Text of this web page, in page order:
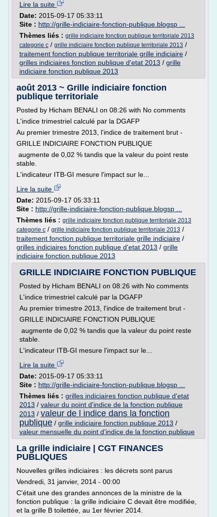
Lire la suite
Date: 2015-09-17 05:33:11
Site : http://grille-indiciaire-fonction-publique.blogsp ...
Thèmes liés : grille indiciaire fonction publique territoriale 2013
categorie c / grille indiciaire fonction publique territoriale 2013 /
traitement fonction publique territoriale grille indiciaire /
grilles indiciaires fonction publique d'etat 2013 / grille
indiciaire fonction publique 2013
août 2013 ~ Grille indiciaire fonction
publique territoriale
Posted by Hicham BENALI on 08:26 with No comments
L'indice trimestriel calculé par la DGAFP
Au premier trimestre 2013, l'indice de traitement brut -
GRILLE INDICIAIRE FONCTION PUBLIQUE
augmente de 0,02 % tandis que la valeur du point reste
stable.
L'indicateur ITB-GI mesure l'impact sur le...
Lire la suite
Date: 2015-09-17 05:33:11
Site : http://grille-indiciaire-fonction-publique.blogsp ...
Thèmes liés : grille indiciaire fonction publique territoriale 2013
categorie c / grille indiciaire fonction publique territoriale 2013 /
traitement fonction publique territoriale grille indiciaire /
grilles indiciaires fonction publique d'etat 2013 / grille
indiciaire fonction publique 2013
GRILLE INDICIAIRE FONCTION PUBLIQUE
Posted by Hicham BENALI on 08:26 with No comments
L'indice trimestriel calculé par la DGAFP
Au premier trimestre 2013, l'indice de traitement brut -
GRILLE INDICIAIRE FONCTION PUBLIQUE
augmente de 0,02 % tandis que la valeur du point reste
stable.
L'indicateur ITB-GI mesure l'impact sur le...
Lire la suite
Date: 2015-09-17 05:33:11
Site : http://grille-indiciaire-fonction-publique.blogsp ...
Thèmes liés : grilles indiciaires fonction publique d'etat
2013 / valeur du point d'indice de la fonction publique
2013 / valeur de l indice dans la fonction
publique / grille indiciaire fonction publique 2013 /
valeur mensuelle du point d'indice de la fonction publique
La grille indiciaire | CGT FINANCES
PUBLIQUES
Nouvelles grilles indiciaires : les décrets sont parus
Vendredi, 31 janvier, 2014 - 00:00
C'était une des grandes annonces de la ministre de la
fonction publique : la grille indiciaire C devait être modifiée,
et la grille B toilettée, au 1er février 2014.